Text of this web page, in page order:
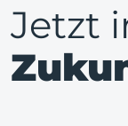
Jetzt